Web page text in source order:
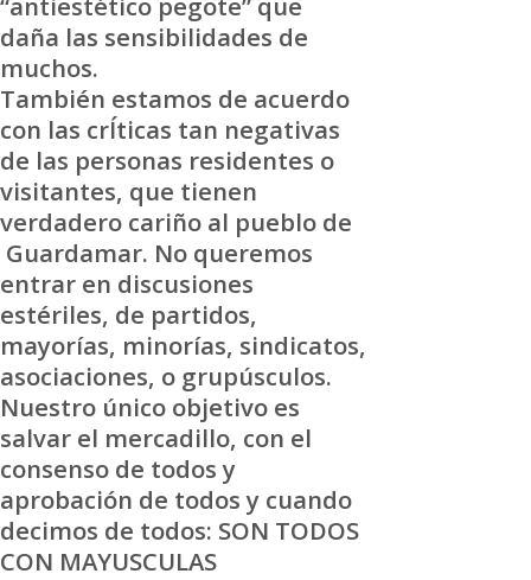
daña las sensibilidades de
muchos.
También estamos de acuerdo
con las crÍticas tan negativas
de las personas residentes o
visitantes, que tienen
verdadero cariño al pueblo de
Guardamar. No queremos
entrar en discusiones
estériles, de partidos,
mayorías, minorías, sindicatos,
asociaciones, o grupúsculos.
Nuestro único objetivo es
salvar el mercadillo, con el
consenso de todos y
aprobación de todos y cuando
decimos de todos: SON TODOS
CON MAYUSCULAS